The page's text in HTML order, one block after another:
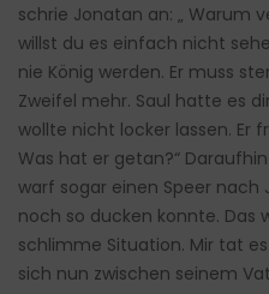
schrie Jonatan an: „ Warum
willst du es einfach nicht
nie König werden. Er muss
Zweifel mehr. Saul hatte es
wollte nicht locker lassen. Er
Was hat er getan?“
warf sogar einen Speer nach
noch so ducken konnte. Das
schlimme Situation. Mir tat
sich nun zwischen seinem